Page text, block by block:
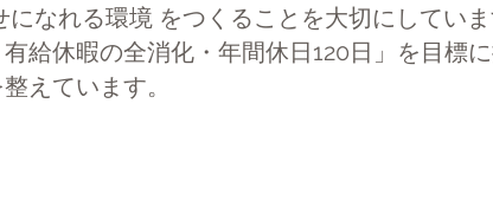
なれる環境 をつくることを大切にしていま
給休暇の全消化・年間休日120日」を目標に
えています。